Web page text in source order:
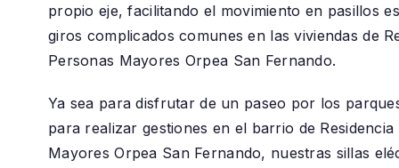
propio eje, facilitando el movimiento en pasillos
giros complicados comunes en las viviendas de
Personas Mayores Orpea San Fernando.
Ya sea para disfrutar de un paseo por los
para realizar gestiones en el barrio de
Mayores Orpea San Fernando, nuestras sillas